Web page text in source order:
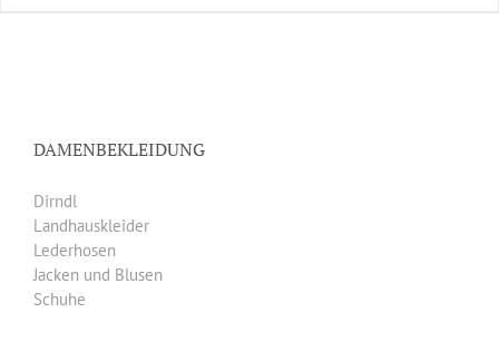
DAMENBEKLEIDUNG
Dirndl
Landhauskleider
Lederhosen
Jacken und Blusen
Schuhe